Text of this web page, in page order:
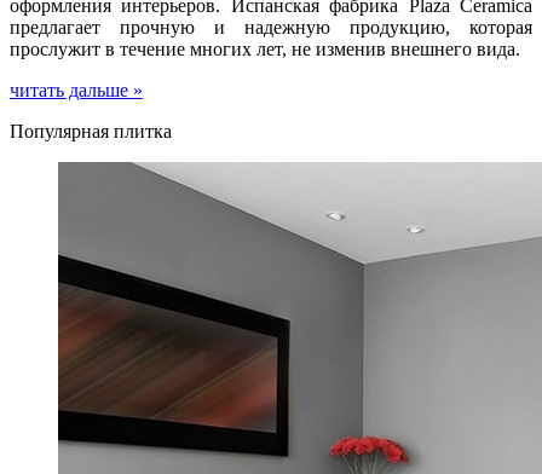
оформления интерьеров. Испанская фабрика Plaza Ceramica
предлагает прочную и надежную продукцию, которая
прослужит в течение многих лет, не изменив внешнего вида.
читать дальше »
Популярная плитка